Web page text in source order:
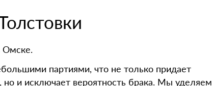
Омске.
партиями, что не только придает
но и исключает вероятность брака. Мы уделяем